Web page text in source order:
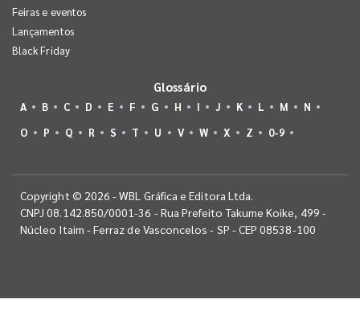
Feiras e eventos
Lançamentos
Black Friday
Glossário
A B C D E F G H I J K L M
N
O
P Q R S T U V W X Z 0-9
Copyright © 2026 - WBL Gráfica e Editora Ltda.
CNPJ 08.142.850/0001-36 - Rua Prefeito Takume Koike, 499 -
Núcleo Itaim - Ferraz de Vasconcelos - SP - CEP 08538-100